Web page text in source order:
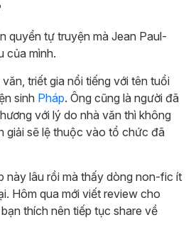
quyển tự truyện mà Jean Paul-
của mình.
triết gia nổi tiếng với tên tuổi
sinh Pháp. Ông cũng là người đã
với lý do nhà văn thì không
giải sẽ lệ thuộc vào tổ chức đã
này lâu rồi mà thấy dòng non-fic ít
Hôm qua mới viết review cho
thích nên tiếp tục share về